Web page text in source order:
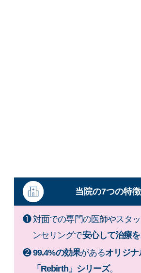
当院の7つの特徴
❶ 対面での専門の医師やスタ
ンセリングで安心して治療
❷99.4%の効果があるオリジナ
「Rebirth」シリーズ。